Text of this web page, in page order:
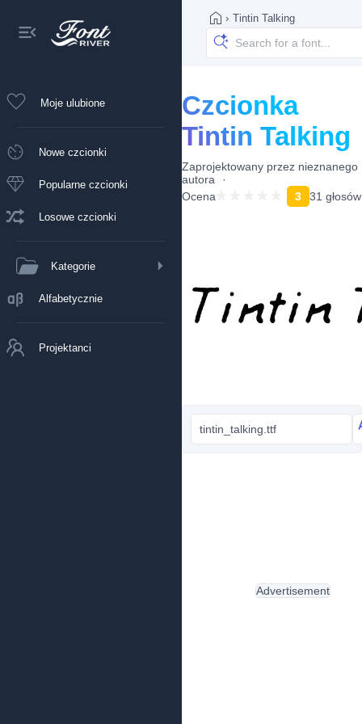
Moje ulubione
Nowe czcionki
Popularne czcionki
Losowe czcionki
Kategorie
Alfabetycznie
Projektanci
› Tintin Talking
Czcionka
Tintin Talking
Zaprojektowany przez nieznanego
autora
Ocena
3 31 głosów
tintin_talking.ttf
Advertisement